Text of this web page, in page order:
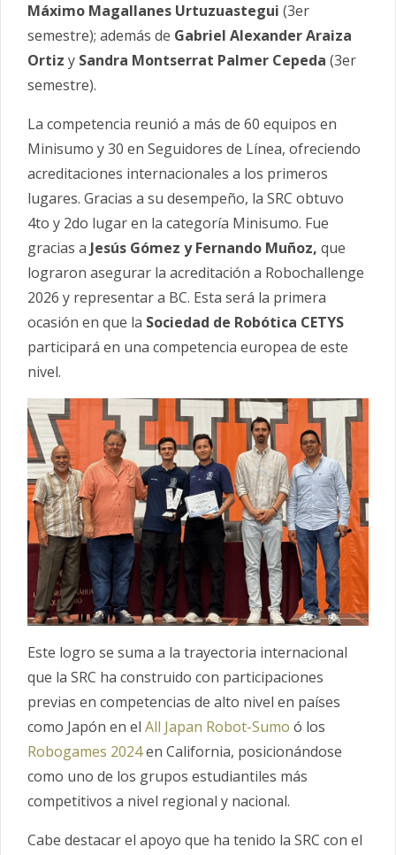
Máximo Magallanes Urtuzuastegui (3er
semestre); además de Gabriel Alexander Araiza
Ortiz y Sandra Montserrat Palmer Cepeda (3er
semestre).
La competencia reunió a más de 60 equipos en
Minisumo y 30 en Seguidores de Línea, ofreciendo
acreditaciones internacionales a los primeros
lugares. Gracias a su desempeño, la SRC obtuvo
4to y 2do lugar en la categoría Minisumo. Fue
gracias a Jesús Gómez y Fernando Muñoz, que
lograron asegurar la acreditación a Robochallenge
2026 y representar a BC. Esta será la primera
ocasión en que la Sociedad de Robótica CETYS
participará en una competencia europea de este
nivel.
Este logro se suma a la trayectoria internacional
que la SRC ha construido con participaciones
previas en competencias de alto nivel en países
como Japón en el All Japan Robot-Sumo ó los
Robogames 2024en California, posicionándose
como uno de los grupos estudiantiles más
competitivos a nivel regional y nacional.
Cabe destacar el apoyo que ha tenido la SRC con el